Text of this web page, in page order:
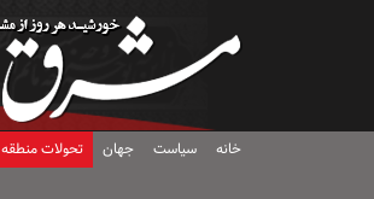
خانه سیاست جهان تحولات منطقه